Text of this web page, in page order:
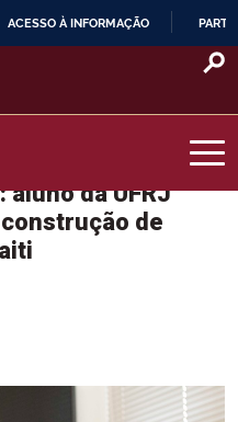
ACESSO À INFORMAÇÃO
da UFRJ
construção de